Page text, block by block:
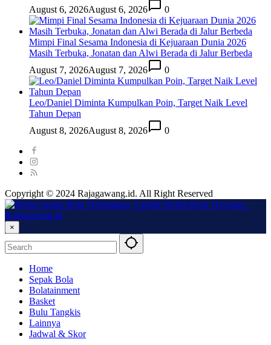
August 6, 2026August 6, 2026 0
Mimpi Final Sesama Indonesia di Kejuaraan Dunia 2026
Masih Terbuka, Jonatan dan Alwi Berada di Jalur Berbeda
August 7, 2026August 7, 2026 0
Leo/Daniel Diminta Kumpulkan Poin, Target Naik Level
Tahun Depan
August 8, 2026August 8, 2026 0
Copyright © 2024 Rajagawang.id. All Right Reserved
×
Home
Sepak Bola
Bolatainment
Basket
Bulu Tangkis
Lainnya
Jadwal & Skor